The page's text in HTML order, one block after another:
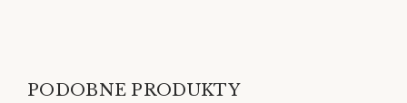
PODOBNE PRODUKTY